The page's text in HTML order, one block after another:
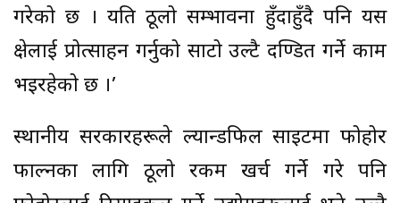
गरेको छ । यति ठूलो सम्भावना हुँदाहुँदै पनि यस
क्षेत्रलाई प्रोत्साहन गर्नुको साटो उल्टै दण्डित गर्ने काम
भइरहेको छ ।’
स्थानीय सरकारहरूले ल्यान्डफिल साइटमा फोहोर
फाल्नका लागि ठूलो रकम खर्च गर्ने गरे पनि